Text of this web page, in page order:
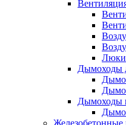
Люки
Дымоходы
Дымоходы
Железобетонные